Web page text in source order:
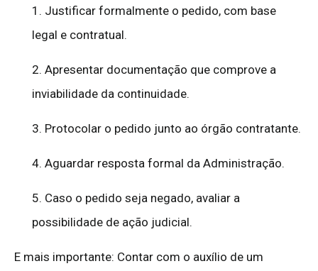
1. Justificar formalmente o pedido, com base
legal e contratual.
2. Apresentar documentação que comprove a
inviabilidade da continuidade.
3. Protocolar o pedido junto ao órgão contratante.
4. Aguardar resposta formal da Administração.
5. Caso o pedido seja negado, avaliar a
possibilidade de ação judicial.
E mais importante: Contar com o auxílio de um